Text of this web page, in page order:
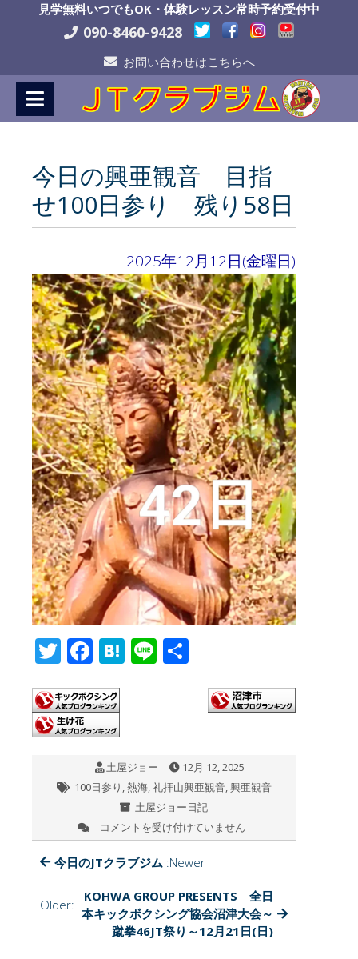
見学無料いつでもOK・体験レッスン常時予約受付中
090-8460-9428
お問い合わせはこちらへ
今日の興亜観音 目指
せ100日参り 残り58日
2025年12月12日(金曜日)
T
tt
er
F
e
b
o
o
k
H
a
Li
土屋ジョー
12月 12, 2025
100日参り ,熱海,礼拝山興亜観音,興亜観音
土屋ジョー日記
今
日
の
亜
観
音
目
コメントを受け付けていません
今日のJTクラブジム :Newer
Older:
KOHWA GROUP PRESENTS 全日
本キックボクシング協会沼津大会～
蹴拳46JT祭り～12月21日(日)